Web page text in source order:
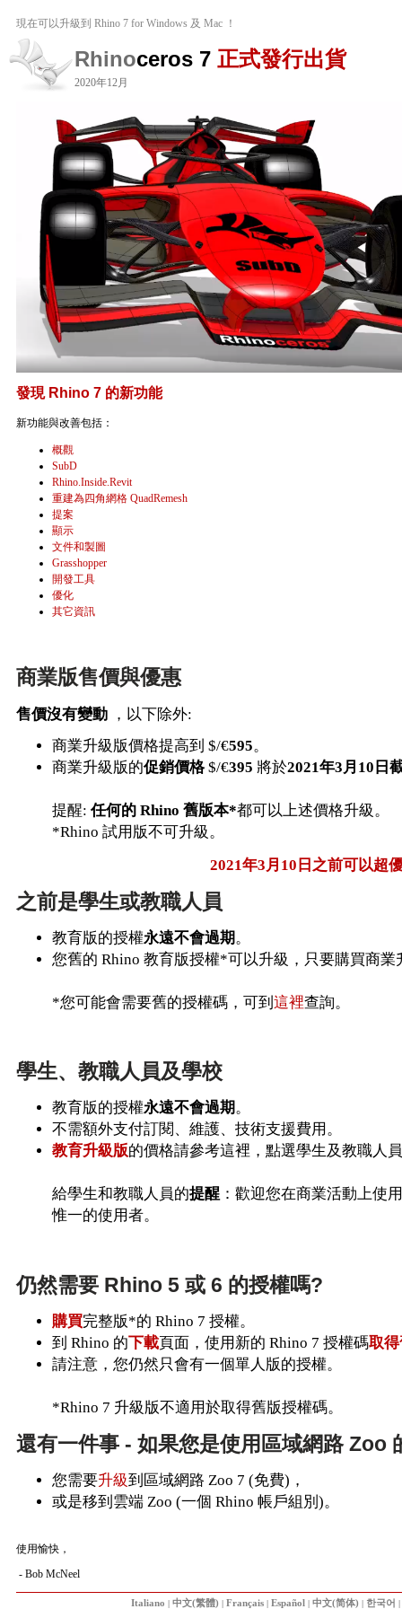
現在可以升級到 Rhino 7 for Windows 及 Mac ！
Rhinoceros 7 正式發行出貨
2020年12月
發現 Rhino 7 的新功能
新功能與改善包括：
概觀
SubD
Rhino.Inside.Revit
重建為四角網格 QuadRemesh
提案
顯示
文件和製圖
Grasshopper
開發工具
優化
其它資訊
商業版售價與優惠
售價沒有變動 ，以下除外:
商業升級版價格提高到 $/€595。
商業升級版的促銷價格 $/€395 將於2021年3月10日
提醒: 任何的 Rhino 舊版本*都可以上述價格升級。
*Rhino 試用版不可升級。
2021年3月10日之前可以超
之前是學生或教職人員
教育版的授權永遠不會過期 。
您舊的 Rhino 教育版授權*可以升級，只要購買商業
*您可能會需要舊的授權碼，可到 這裡查詢。
學生、教職人員及學校
教育版的授權永遠不會過期。
不需額外支付訂閱、維護、技術支援費用。
教育升級版的價格請參考這裡，點選學生及教職人
給學生和教職人員的提醒 ：歡迎您在商業活動上使
惟一的使用者。
仍然需要 Rhino 5 或 6 的授權嗎?
購買完整版*的 Rhino 7 授權。
到 Rhino 的下載頁面，使用新的 Rhino 7 授權碼取
請注意，您仍然只會有一個單人版的授權。
*Rhino 7 升級版不適用於取得舊版授權碼。
還有一件事 - 如果您是使用區域網路 Zoo
您需要升級到區域網路 Zoo 7 (免費)，
或是移到雲端 Zoo (一個 Rhino 帳戶組別)。
使用愉快，
- Bob McNeel
Italiano | 中文(繁體) | Français | Español | 中文(简体) | 한국어 |